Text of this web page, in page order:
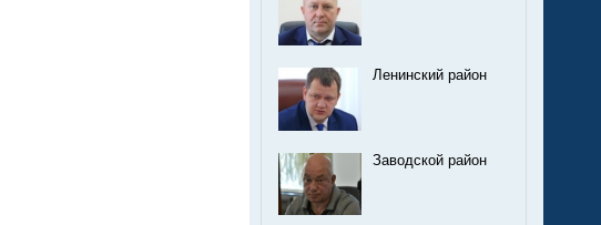
Ленинский район
Заводской район